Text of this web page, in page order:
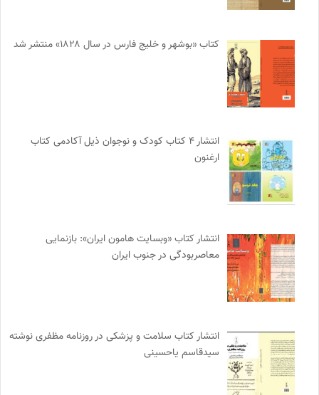
کتاب «بوشهر و خلیج فارس در سال ۱۸۲۸» منتشر شد
انتشار ۴ کتاب کودک و نوجوان ذیل آکادمی کتاب
ارغنون
انتشار کتاب «وبسایت هامون ایران»: بازنمایی
معاصربودگی در جنوب ایران
انتشار کتاب سلامت و پزشکی در روزنامه مظفری نوشته
سیدقاسم یاحسینی